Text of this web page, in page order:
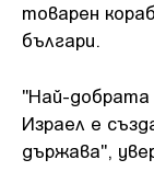
товарен
българи.
"Най-добрата
Израел е
държава",